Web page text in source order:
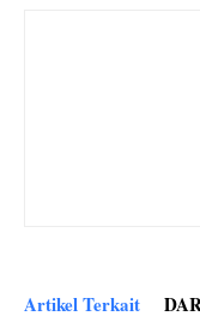
Artikel Terkait